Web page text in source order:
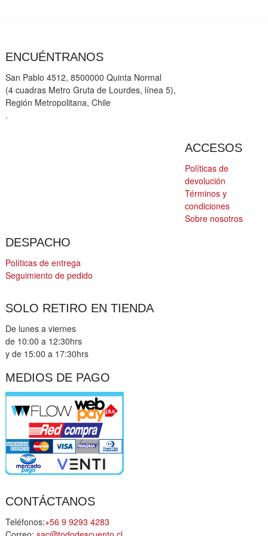
ENCUÉNTRANOS
San Pablo 4512, 8500000 Quinta Normal
(4 cuadras Metro Gruta de Lourdes, línea 5),
Región Metropolitana, Chile
.
ACCESOS
Políticas de
devolución
Términos y
condiciones
Sobre nosotros
DESPACHO
Políticas de entrega
Seguimiento de pedido
SOLO RETIRO EN TIENDA
De lunes a viernes
de 10:00 a 12:30hrs
y de 15:00 a 17:30hrs
MEDIOS DE PAGO
CONTÁCTANOS
Teléfonos:+56 9 9293 4283